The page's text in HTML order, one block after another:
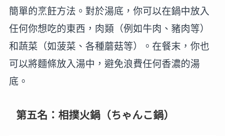
簡單的烹飪方法。對於湯底，你可以在鍋中放入
任何你想吃的東西，肉類（例如牛肉、豬肉等）
和蔬菜（如菠菜、各種蘑菇等）。在餐末，你也
可以將麵條放入湯中，避免浪費任何香濃的湯
底。
第五名：相撲火鍋（ちゃんこ鍋）